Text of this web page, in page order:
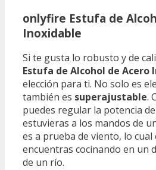
onlyfire Estufa de
Inoxidable
Si te gusta lo robusto y de
Estufa de Alcohol de Acero
elección para ti. No solo es
también es superajustable.
puedes regular la potencia
estuvieras a los mandos de
es a prueba de viento, lo cual
encuentras cocinando en un
de un río.